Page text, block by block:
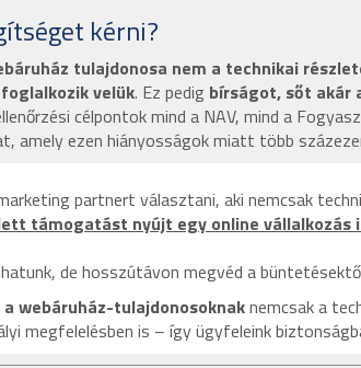
kérni?
tulajdonosa nem a technikai
velük. Ez pedig bírságot, sőt akár
célpontok mind a NAV, mind a
amely ezen hiányosságok miatt több
partnert választani, aki nemcsak
támogatást nyújt egy online vállalkozás
de hosszútávon megvéd a
webáruház-tulajdonosoknaknemcsak a
megfelelésben is – így ügyfeleink